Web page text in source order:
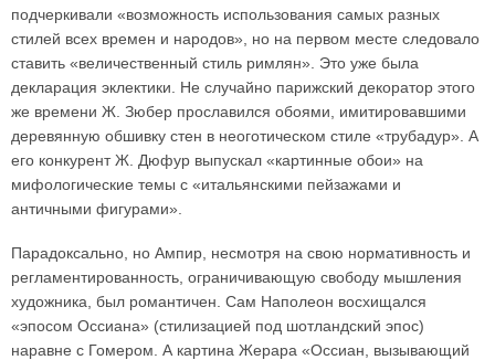
подчеркивали «возможность использования самых разных
стилей всех времен и народов», но на первом месте следовало
ставить «величественный стиль римлян». Это уже была
декларация эклектики. Не случайно парижский декоратор этого
же времени Ж. Зюбер прославился обоями, имитировавшими
деревянную обшивку стен в неоготическом стиле «трубадур». А
его конкурент Ж. Дюфур выпускал «картинные обои» на
мифологические темы с «итальянскими пейзажами и
античными фигурами».
Парадоксально, но Ампир, несмотря на свою нормативность и
регламентированность, ограничивающую свободу мышления
художника, был романтичен. Сам Наполеон восхищался
«эпосом Оссиана» (стилизацией под шотландский эпос)
наравне с Гомером. А картина Жерара «Оссиан, вызывающий